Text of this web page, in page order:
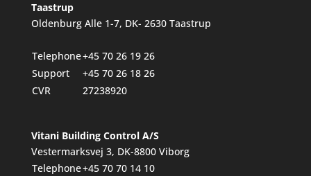
Taastrup
Oldenburg Alle 1-7, DK- 2630 Taastrup
Telephone+45 70 26 19 26
Support
+45 70 26 18 26
CVR
27238920
Vitani Building Control A/S
Vestermarksvej 3, DK-8800 Viborg
Telephone+45 70 70 14 10